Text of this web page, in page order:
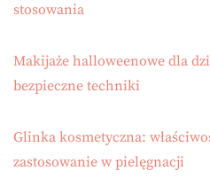
stosowania
Makijaże halloweenowe dla
bezpieczne techniki
Glinka kosmetyczna:
zastosowanie w pielęgnacji